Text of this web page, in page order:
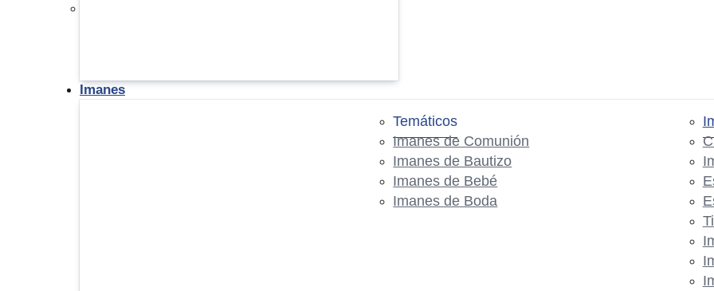
Imanes
Temáticos
Imanes de Comunión
Imanes de Bautizo
Imanes de Bebé
Imanes de Boda